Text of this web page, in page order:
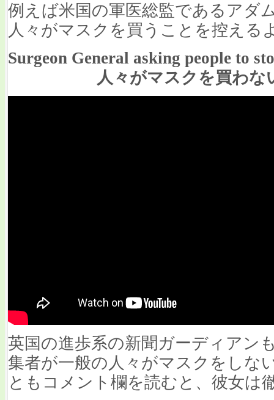
例えば米国の軍医総監であるアダ
人々がマスクを買うことを控える
Surgeon General asking people to
人々がマスクを買わな
英国の進歩系の新聞ガーディアン
集者が一般の人々がマスクをしな
ともコメント欄を読むと、彼女は